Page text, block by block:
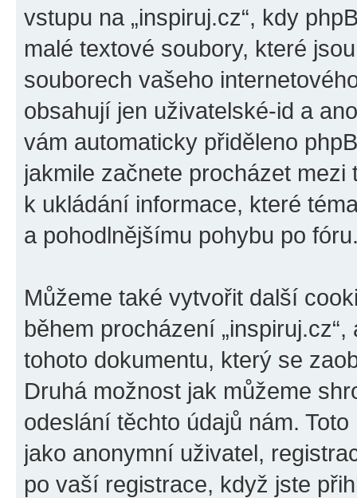
vstupu na „inspiruj.cz“, kdy
malé textové soubory, které
souborech vašeho
obsahují jen uživatelské-id a
vám automaticky přiděleno
jakmile začnete procházet mezi
k ukládání informace, které
a pohodlnějšímu pohybu po
Můžeme také vytvořit další
během procházení
tohoto dokumentu, který se
Druhá možnost jak můžeme
odeslání těchto údajů nám.
jako anonymní uživatel,
po vaší registrace, když jste